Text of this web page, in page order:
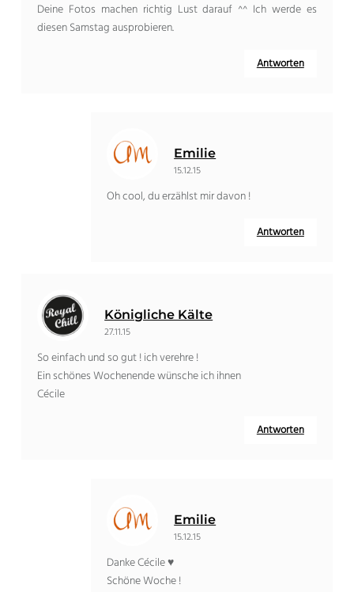
Deine Fotos machen richtig Lust darauf ^^ Ich werde es
diesen Samstag ausprobieren.
Antworten
Emilie
15.12.15
Oh cool, du erzählst mir davon !
Antworten
Königliche Kälte
27.11.15
So einfach und so gut ! ich verehre !
Ein schönes Wochenende wünsche ich ihnen
Cécile
Antworten
Emilie
15.12.15
Danke Cécile ♥
Schöne Woche !